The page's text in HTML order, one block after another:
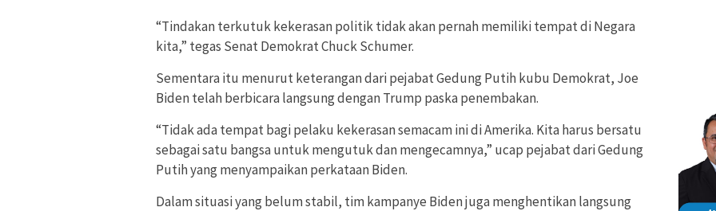
“Tindakan terkutuk kekerasan politik tidak akan pernah memiliki tempat di Negara
kita,” tegas Senat Demokrat Chuck Schumer.
Sementara itu menurut keterangan dari pejabat Gedung Putih kubu Demokrat, Joe
Biden telah berbicara langsung dengan Trump paska penembakan.
“Tidak ada tempat bagi pelaku kekerasan semacam ini di Amerika. Kita harus bersatu
sebagai satu bangsa untuk mengutuk dan mengecamnya,” ucap pejabat dari Gedung
Putih yang menyampaikan perkataan Biden.
Dalam situasi yang belum stabil, tim kampanye Biden juga menghentikan langsung